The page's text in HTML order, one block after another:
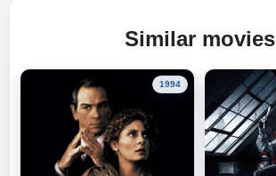
Similar movies
1994